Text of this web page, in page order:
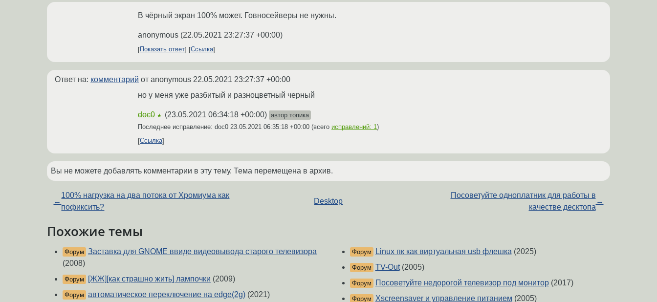
В чёрный экран 100% может. Говносейверы не нужны.
anonymous (22.05.2021 23:27:37 +00:00)
Показать ответ Ссылка
Ответ на: комментарий от anonymous 22.05.2021 23:27:37 +00:00
но у меня уже разбитый и разноцветный черный
doc0 ★ (23.05.2021 06:34:18 +00:00) автор топика
Последнее исправление: doc0 23.05.2021 06:35:18 +00:00 (всего исправлений: 1 )
Ссылка
Вы не можете добавлять комментарии в эту тему. Тема перемещена в архив.
←
100% нагрузка на два потока от Хромиума как
пофиксить?
Desktop
Посоветуйте одноплатник для работы в
качестве десктопа
→
Похожие темы
Форум Заставка для GNOME ввиде видеовывода старого телевизора
(2008)
Форум [ЖЖ][как страшно жить] лампочки (2009)
Форум автоматическое переключение на edge(2g) (2021)
Форум Linux пк как виртуальная usb флешка(2025)
Форум TV-Out(2005)
Форум Посоветуйте недорогой телевизор под монитор(2017)
Форум Xscreensaver и управление питанием (2005)